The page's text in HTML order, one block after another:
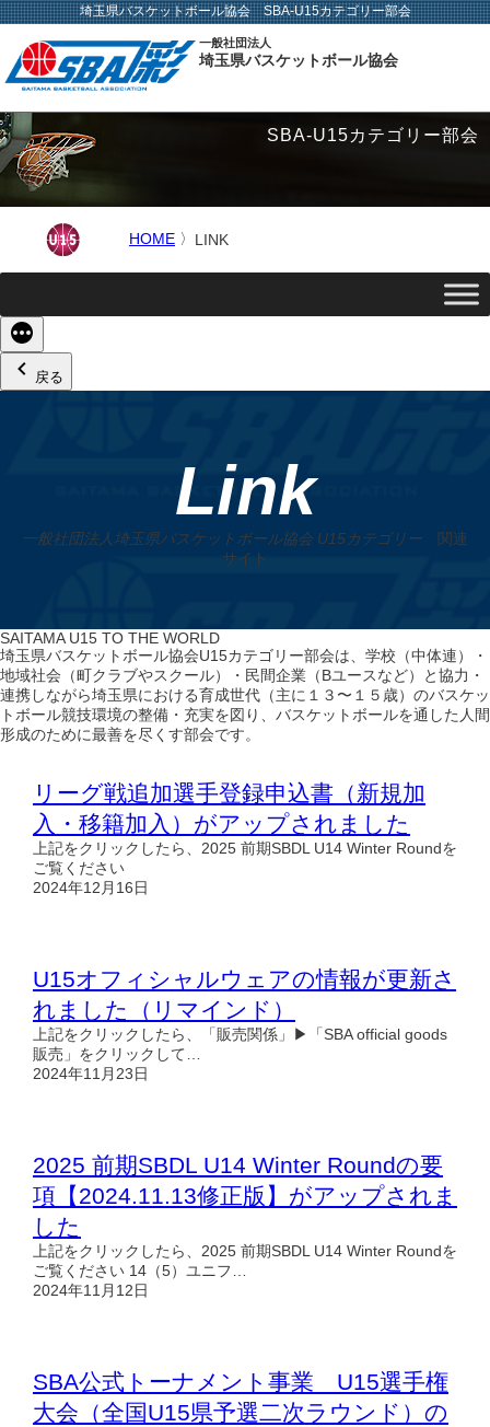
埼玉県バスケットボール協会 SBA-U15カテゴリー部会
一般社団法人
埼玉県バスケットボール協会
SBA-U15カテゴリー部会
HOME 〉 LINK
続
き
戻る
Link
一般社団法人埼玉県バスケットボール協会 U15カテゴリー 関連
サイト
SAITAMA U15 TO THE WORLD
埼玉県バスケットボール協会U15カテゴリー部会は、学校（中体連）・
地域社会（町クラブやスクール）・民間企業（Bユースなど）と協力・
連携しながら埼玉県における育成世代（主に１３〜１５歳）のバスケッ
トボール競技環境の整備・充実を図り、バスケットボールを通した人間
形成のために最善を尽くす部会です。
リーグ戦追加選手登録申込書（新規加
入・移籍加入）がアップされました
上記をクリックしたら、2025 前期SBDL U14 Winter Roundを
ご覧ください
2024年12月16日
U15オフィシャルウェアの情報が更新さ
れました（リマインド）
上記をクリックしたら、「販売関係」▶︎「SBA official goods
販売」をクリックして…
2024年11月23日
2025 前期SBDL U14 Winter Roundの要
項【2024.11.13修正版】がアップされま
した
上記をクリックしたら、2025 前期SBDL U14 Winter Roundを
ご覧ください 14（5）ユニフ…
2024年11月12日
SBA公式トーナメント事業 U15選手権
大会（全国U15県予選二次ラウンド）の